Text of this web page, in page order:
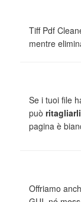
Tiff Pdf
mentre
Se i tuoi file
può
pagina è
Offriamo